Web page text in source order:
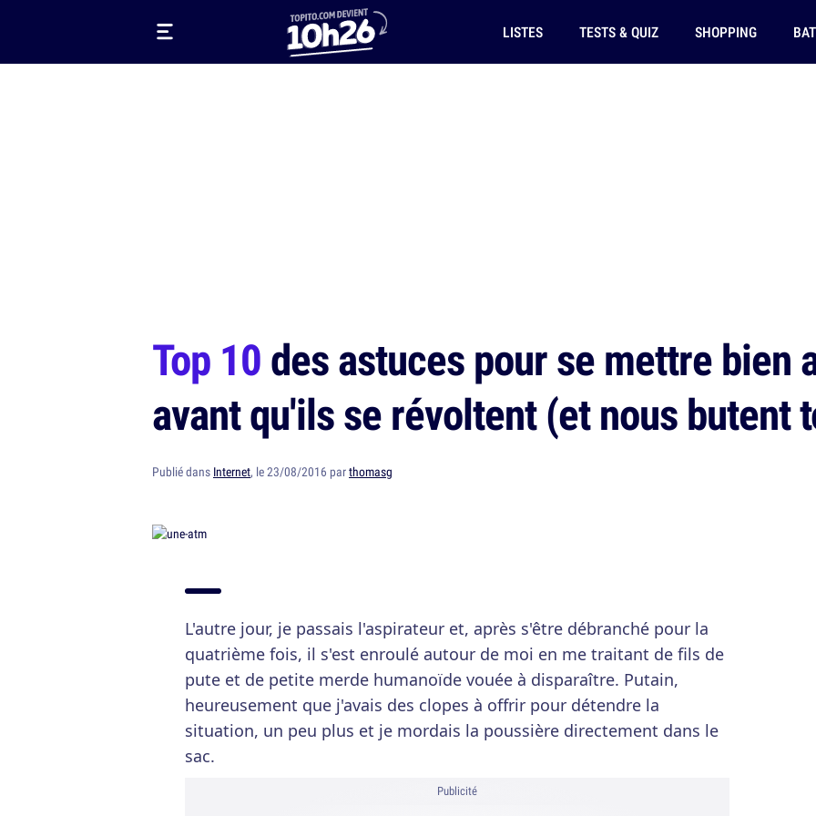
LISTES TESTS & QUIZ SHOPPING
Top 10des astuces pour se mettre bien
avant qu'ils se révoltent (et nous butent
Publié dans Internet, le 23/08/2016 parthomasg
L'autre jour, je passais l'aspirateur et, après s'être débranché pour la
quatrième fois, il s'est enroulé autour de moi en me traitant de fils de
pute et de petite merde humanoïde vouée à disparaître. Putain,
heureusement que j'avais des clopes à offrir pour détendre la
situation, un peu plus et je mordais la poussière directement dans le
sac.
Publicité